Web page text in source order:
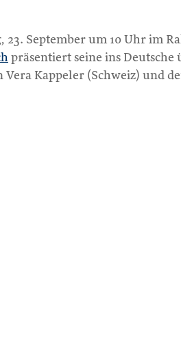
23. September um 10 Uhr im
präsentiert seine ins Deutsche
Kappeler (Schweiz) und